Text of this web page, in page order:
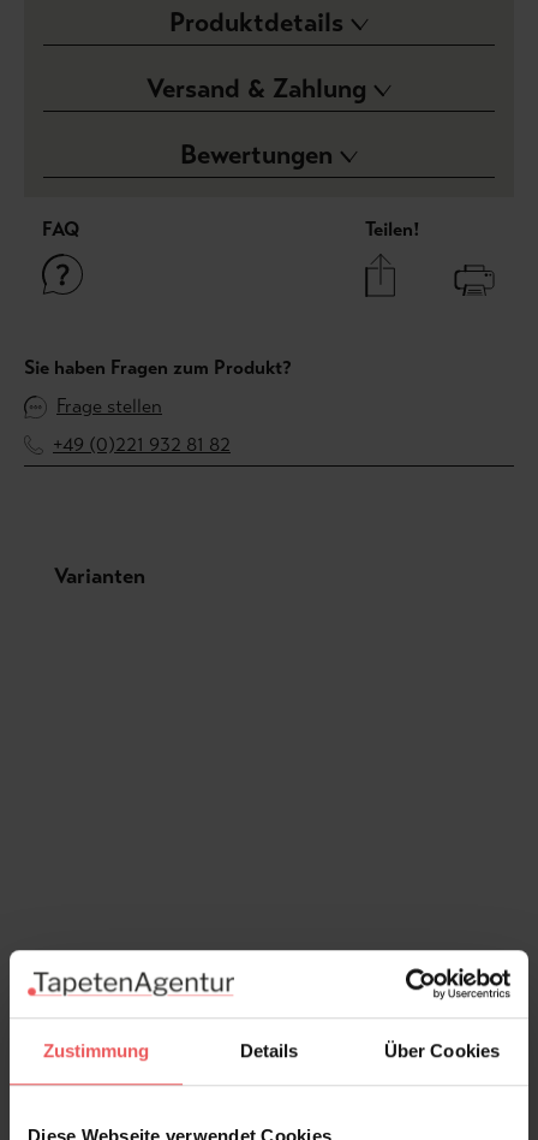
Zustimmung Details Über Cookies
Diese Webseite verwendet Cookies
Produktdetails
Versand & Zahlung
Bewertungen
FAQ Teilen!
Sie haben Fragen zum Produkt?
Frage stellen
+49 (0)221 932 81 82
Produktgalerie überspringen
Varianten